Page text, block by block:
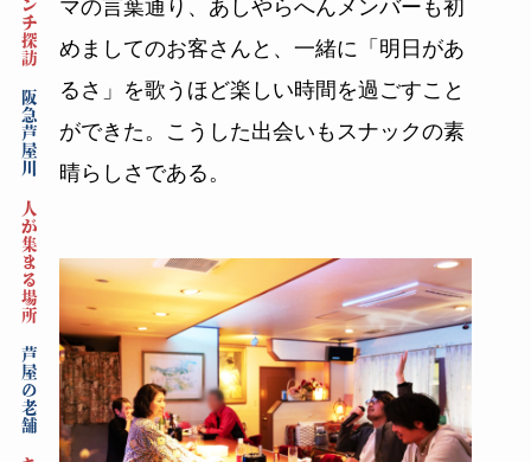
ランチ探訪
阪急芦屋川
人が集まる場所
芦屋の老舗
マの言葉通り、あしやらへんメンバーも初
めましてのお客さんと、一緒に「明日があ
るさ」を歌うほど楽しい時間を過ごすこと
ができた。こうした出会いもスナックの素
晴らしさである。